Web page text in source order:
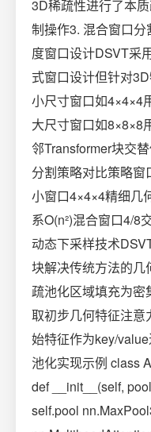
3D稀疏性进行了本
制操作3. 混合窗口
度窗口设计DSVT采
式窗口设计但针对
小尺寸窗口如4×4×4
大尺寸窗口如8×8×8
邻Transformer块交
分割策略对比策略
小窗口4×4×4精细几
系O(n²)混合窗口4/8
动态下采样技术
块解决传统方法的
疏池化区域填充为
取初步几何特征注意
始特征作为key/
池化实现示例 class
def __init__(self,
self.pool